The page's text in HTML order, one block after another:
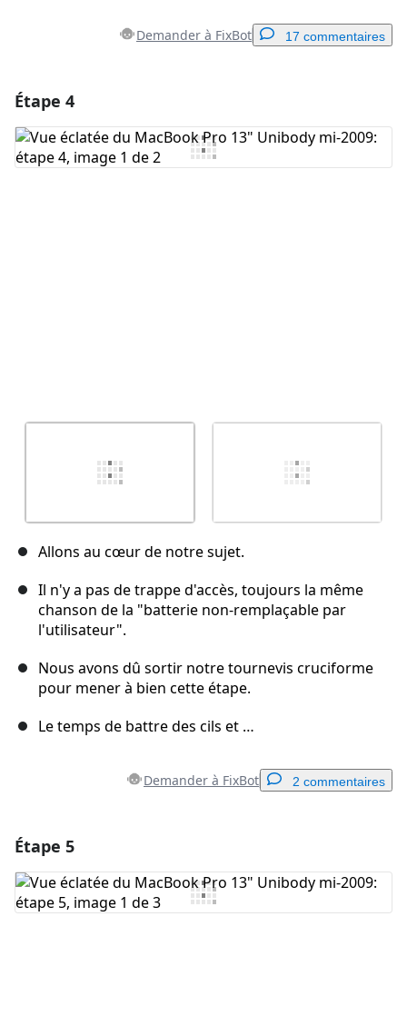
Demander à FixBot 17 commentaires
Ajouter un commentaire
Étape 4
Allons au cœur de notre sujet.
Il n'y a pas de trappe d'accès, toujours la même
chanson de la "batterie non-remplaçable par
l'utilisateur".
Nous avons dû sortir notre tournevis cruciforme
pour mener à bien cette étape.
Le temps de battre des cils et …
Demander à FixBot 2 commentaires
Ajouter un commentaire
Étape 5